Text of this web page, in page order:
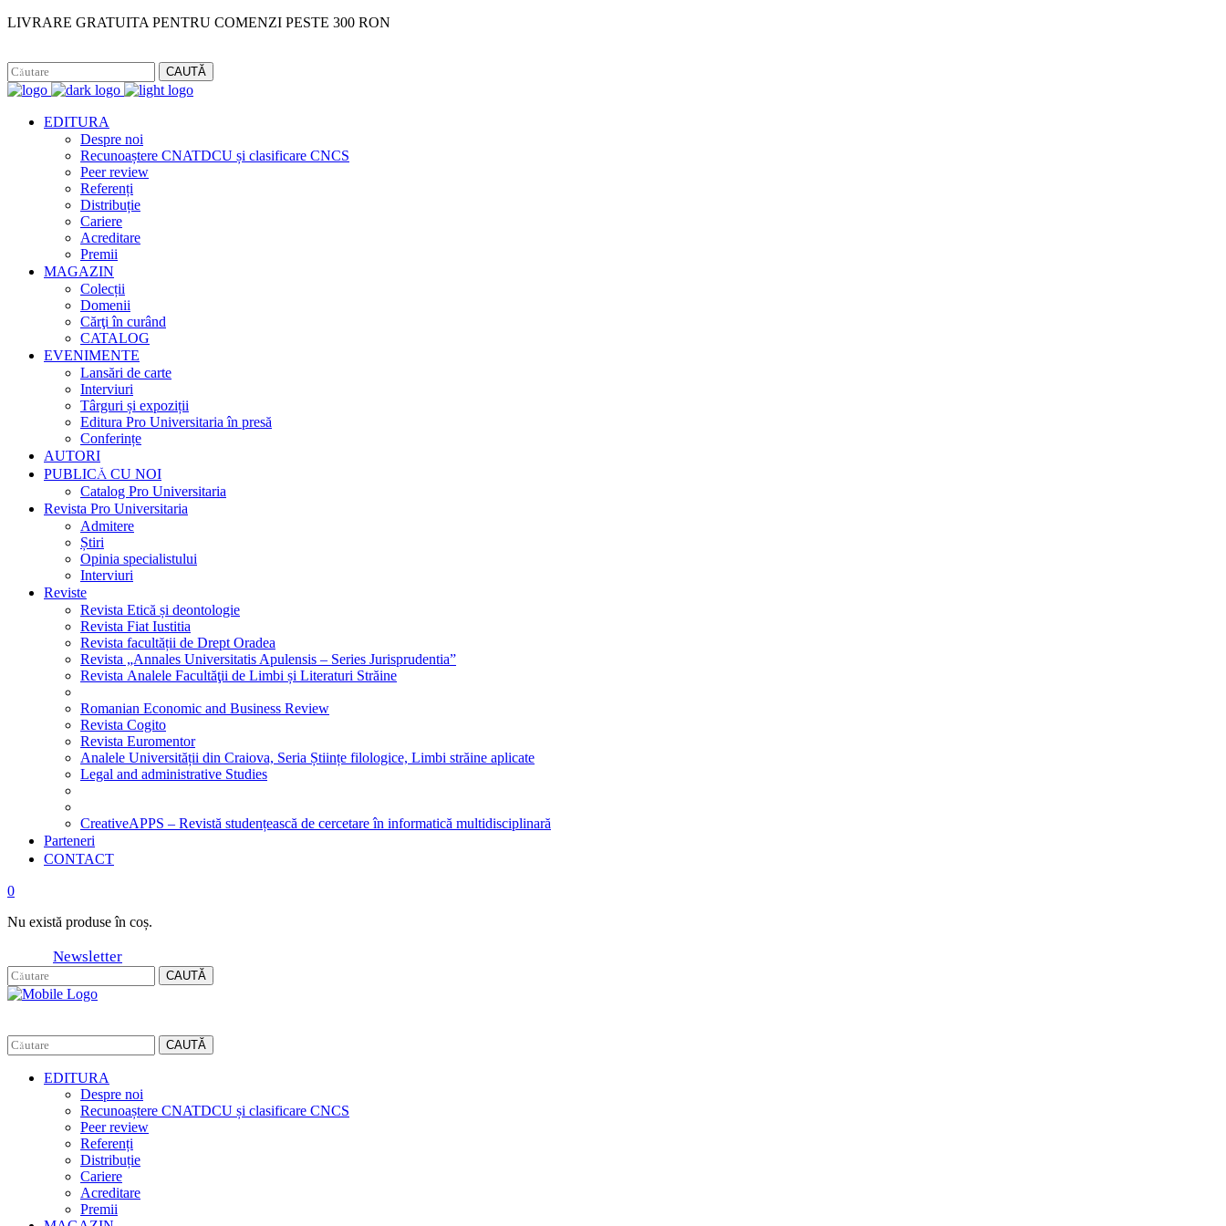
LIVRARE GRATUITA PENTRU COMENZI PESTE 300 RON
CAUTĂ
EDITURA
Despre noi
Recunoaștere CNATDCU și clasificare CNCS
Peer review
Referenți
Distribuție
Cariere
Acreditare
Premii
MAGAZIN
Colecții
Domenii
Cărţi în curând
CATALOG
EVENIMENTE
Lansări de carte
Interviuri
Târguri și expoziții
Editura Pro Universitaria în presă
Conferințe
AUTORI
PUBLICĂ CU NOI
Catalog Pro Universitaria
Revista Pro Universitaria
Admitere
Știri
Opinia specialistului
Interviuri
Reviste
Revista Etică și deontologie
Revista Fiat Iustitia
Revista facultății de Drept Oradea
Revista „Annales Universitatis Apulensis – Series Jurisprudentia”
Revista Analele Facultăţii de Limbi și Literaturi Străine
Romanian Economic and Business Review
Revista Cogito
Revista Euromentor
Analele Universității din Craiova, Seria Științe filologice, Limbi străine aplicate
Legal and administrative Studies
CreativeAPPS – Revistă studențească de cercetare în informatică multidisciplinară
Parteneri
CONTACT
0
Nu există produse în coș.
Newsletter
CAUTĂ
CAUTĂ
EDITURA
Despre noi
Recunoaștere CNATDCU și clasificare CNCS
Peer review
Referenți
Distribuție
Cariere
Acreditare
Premii